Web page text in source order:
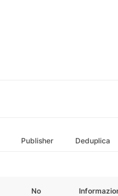
Publisher Deduplica
No